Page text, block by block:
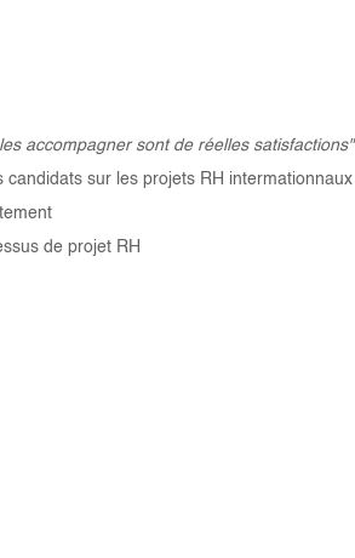
accompagner sont de réelles satisfactions"
candidats sur les projets RH intermationnaux
de projet RH